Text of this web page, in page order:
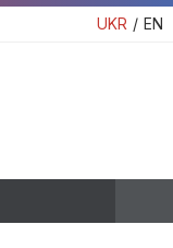
UKR EN